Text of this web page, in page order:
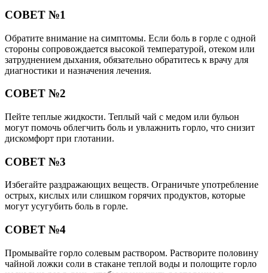
СОВЕТ №1
Обратите внимание на симптомы. Если боль в горле с одной
стороны сопровождается высокой температурой, отеком или
затруднением дыхания, обязательно обратитесь к врачу для
диагностики и назначения лечения.
СОВЕТ №2
Пейте теплые жидкости. Теплый чай с медом или бульон
могут помочь облегчить боль и увлажнить горло, что снизит
дискомфорт при глотании.
СОВЕТ №3
Избегайте раздражающих веществ. Ограничьте употребление
острых, кислых или слишком горячих продуктов, которые
могут усугубить боль в горле.
СОВЕТ №4
Промывайте горло солевым раствором. Растворите половину
чайной ложки соли в стакане теплой воды и полощите горло